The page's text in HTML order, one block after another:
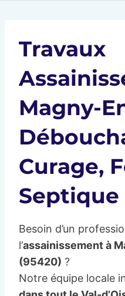
Travaux
Magny-
Curage,
Septique
Besoin d’un
l’assainissement à
(95420) ?
Notre équipe locale